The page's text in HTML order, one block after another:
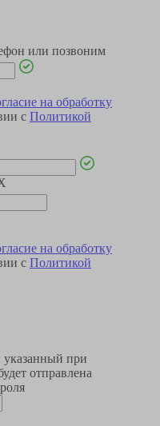
или позвоним
на обработку
с Политикой
на обработку
с Политикой
указанный при
отправлена